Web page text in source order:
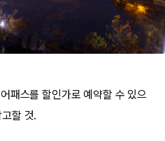
패스를 할인가로 예약할 수 있으
할 것.